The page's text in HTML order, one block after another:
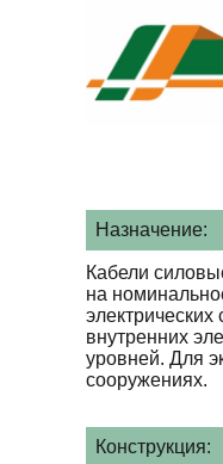
Назначение:
Кабели
на
внутренних
уровней. Для
сооружениях.
Конструкция: